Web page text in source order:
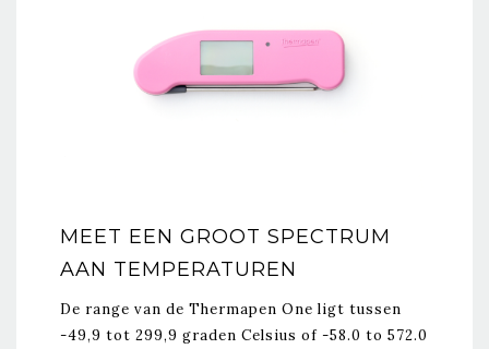
MEET EEN GROOT SPECTRUM
AAN TEMPERATUREN
De range van de Thermapen One ligt tussen
-49,9 tot 299,9 graden Celsius of -58.0 to 572.0